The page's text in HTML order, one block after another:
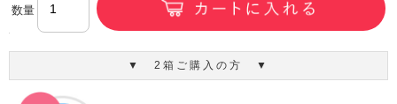
数量
▼ 2箱ご購入の方 ▼